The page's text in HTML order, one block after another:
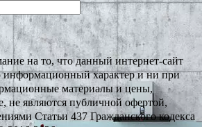
на то, что данный интернет-сайт
информационный характер и ни при
материалы и цены,
не являются публичной офертой,
Статьи 437 Гражданского кодекса